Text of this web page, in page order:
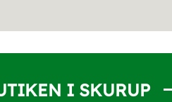
I SKURUP